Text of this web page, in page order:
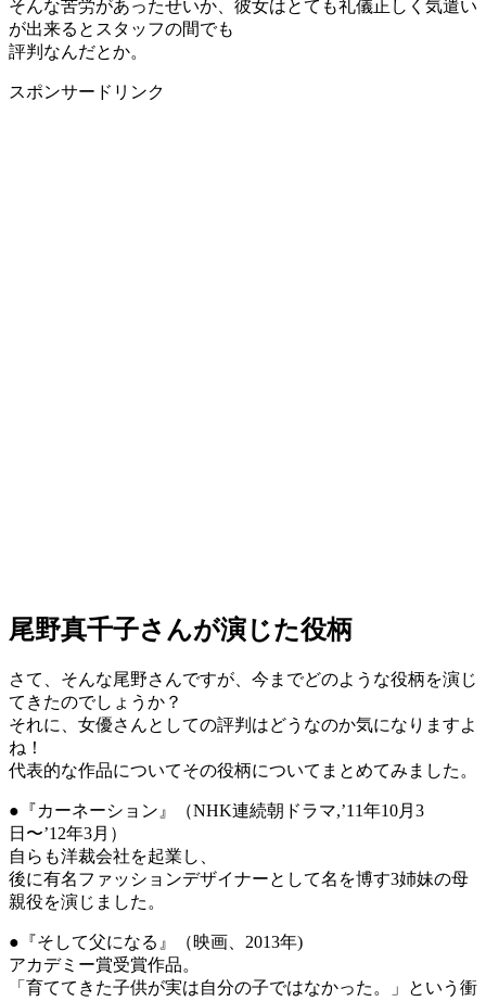
そんな苦労があったせいか、彼女はとても礼儀正しく気遣い
が出来るとスタッフの間でも
評判なんだとか。
スポンサードリンク
尾野真千子さんが演じた役柄
さて、そんな尾野さんですが、今までどのような役柄を演じ
てきたのでしょうか？
それに、女優さんとしての評判はどうなのか気になりますよ
ね！
代表的な作品についてその役柄についてまとめてみました。
●『カーネーション』（NHK連続朝ドラマ,’11年10月3
日〜’12年3月）
自らも洋裁会社を起業し、
後に有名ファッションデザイナーとして名を博す3姉妹の母
親役を演じました。
●『そして父になる』（映画、2013年)
アカデミー賞受賞作品。
「育ててきた子供が実は自分の子ではなかった。」という衝